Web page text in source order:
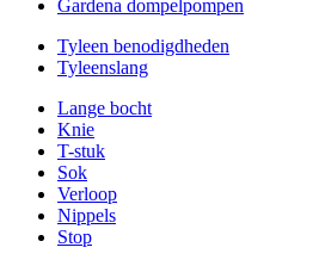
Gardena dompelpompen
Tyleen benodigdheden
Tyleenslang
Lange bocht
Knie
T-stuk
Sok
Verloop
Nippels
Stop